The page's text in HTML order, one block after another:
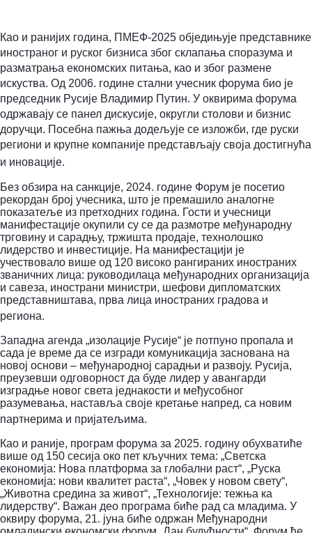
Као и ранијих година, ПМЕФ-2025 обједињује представнике
иностраног и руског бизниса због склапања споразума и
разматрања економских питања, као и због размене
искуства. Од 2006. године стални учесник форума био је
председник Русије Владимир Путин. У оквирима форума
одржавају се панел дискусије, округли столови и бизнис
доручци. Посебна пажња додељује се изложби, где руски
региони и крупне компаније представљају своја достигнућа
и иновације.
Без обзира на санкције, 2024. године Форум је посетио
рекордан број учесника, што је премашило аналогне
показатеље из претходних година. Гости и учесници
манифестације окупили су се да размотре међународну
трговину и сарадњу, тржишта продаје, технолошко
лидерство и инвестиције. На манифестацији је
учествовало више од 120 високо рангираних иностраних
званичних лица: руководилаца међународних организација
и савеза, инострани министри, шефови дипломатских
представништава, прва лица иностраних градова и
региона.
Западна агенда „изолације Русије“ је потпуно пропала и
сада је време да се изгради комуникација заснована на
новој основи – међународној сарадњи и развоју. Русија,
преузевши одговорност да буде лидер у авангарди
изградње новог света једнакости и међусобног
разумевања, наставља своје кретање напред, са новим
партнерима и пријатељима.
Као и раније, програм форума за 2025. годину обухватиће
више од 150 сесија око пет кључних тема: „Светска
економија: Нова платформа за глобални раст“, ​​„Руска
економија: нови квалитет раста“, „Човек у новом свету“,
„Животна средина за живот“, „Технологије: тежња ка
лидерству“. Важан део програма биће рад са младима. У
оквиру форума, 21. јуна биће одржан Међународни